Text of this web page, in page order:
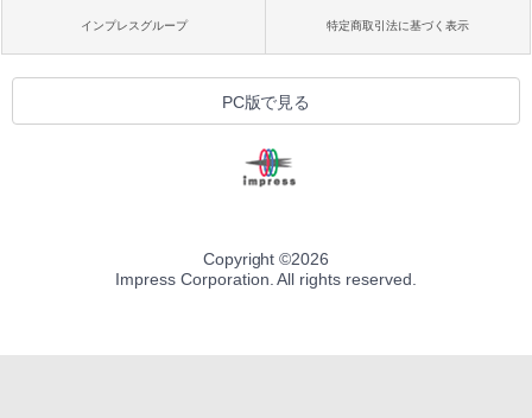
インプレスグループ 特定商取引法に基づく表示
PC版で見る
Copyright ©2026
Impress Corporation. All rights reserved.